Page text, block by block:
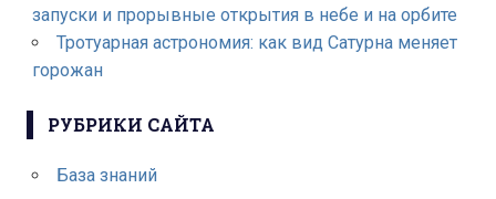
запуски и прорывные открытия в небе и на орбите
Тротуарная астрономия: как вид Сатурна меняет
горожан
РУБРИКИ САЙТА
База знаний